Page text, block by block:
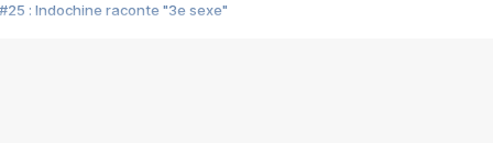
#25 : Indochine raconte "3e sexe"